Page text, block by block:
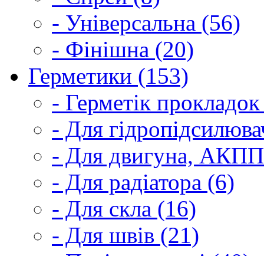
- Універсальна (56)
- Фінішна (20)
Герметики (153)
- Герметік
- Для
- Для двигуна,
- Для радіатора (6)
- Для скла (16)
- Для швів (21)